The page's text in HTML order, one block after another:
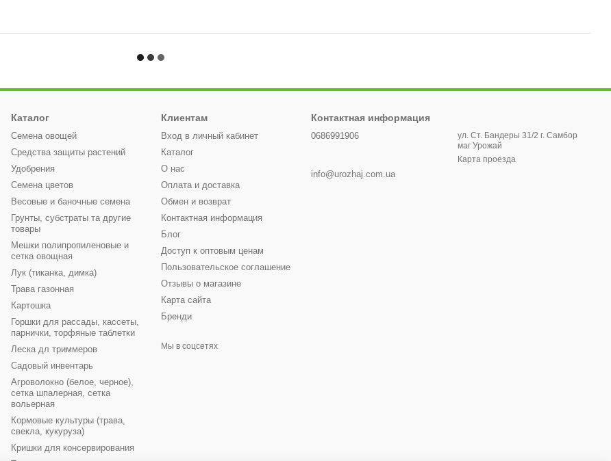
Каталог
Семена овощей
Средства защиты растений
Удобрения
Семена цветов
Весовые и баночные семена
Грунты, субстраты та другие
товары
Мешки полипропиленовые и
сетка овощная
Лук (тиканка, димка)
Трава газонная
Картошка
Горшки для рассады, кассеты,
парнички, торфяные таблетки
Леска дл триммеров
Садовый инвентарь
Агроволокно (белое, черное),
сетка шпалерная, сетка
вольерная
Кормовые культуры (трава,
свекла, кукуруза)
Кришки для консервирования
Клиентам
Вход в личный кабинет
Каталог
О нас
Оплата и доставка
Обмен и возврат
Контактная информация
Блог
Доступ к оптовым ценам
Пользовательское соглашение
Отзывы о магазине
Карта сайта
Бренди
Мы в соцсетях
Контактная информация
0686991906
info@urozhaj.com.ua
ул. Ст. Бандеры 31/2 г. Самбор
маг Урожай
Карта проезда